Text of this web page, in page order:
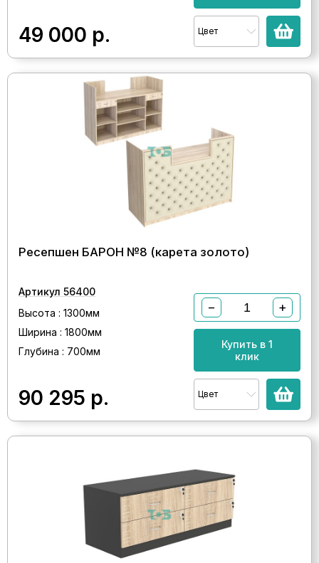
49 000 р. Цвет
Ресепшен БАРОН №8 (карета золото)
Артикул 56400
Высота : 1300мм
Ширина : 1800мм
Глубина : 700мм
90 295 р.
− +
Купить в 1
клик
Цвет